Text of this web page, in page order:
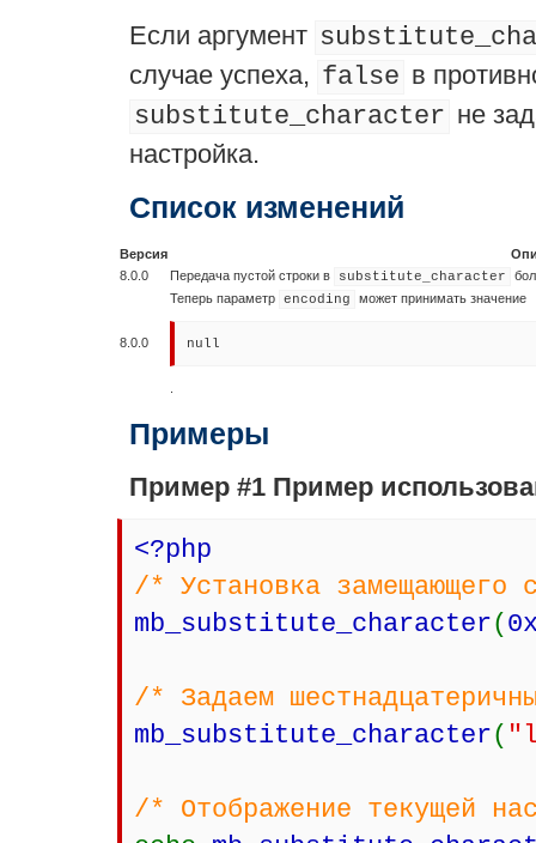
Если аргумент
случае успеха, false в
substitute_character не
настройка.
Список изменений
Версия
8.0.0
Передача пустой строки в substitute_character
8.0.0
Теперь параметр encoding может принимать значение
null
Примеры
Пример #1 Пример
<?php
/* Установка замещающего
mb_substitute_character(
/* Задаем
mb_substitute_character(
/* Отображение текущей